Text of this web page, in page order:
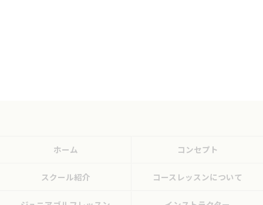
ホーム コンセプト
スクール紹介 コースレッスンについて